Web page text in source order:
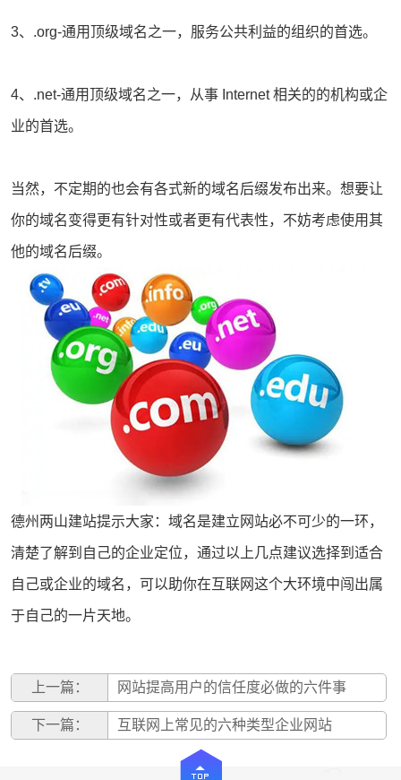
3、.org-通用顶级域名之一，服务公共利益的组织的首选。
4、.net-通用顶级域名之一，从事 Internet 相关的的机构或企
业的首选。
当然，不定期的也会有各式新的域名后缀发布出来。想要让
你的域名变得更有针对性或者更有代表性，不妨考虑使用其
他的域名后缀。
德州两山建站提示大家：域名是建立网站必不可少的一环，
清楚了解到自己的企业定位，通过以上几点建议选择到适合
自己或企业的域名，可以助你在互联网这个大环境中闯出属
于自己的一片天地。
上一篇： 网站提高用户的信任度必做的六件事
下一篇： 互联网上常见的六种类型企业网站